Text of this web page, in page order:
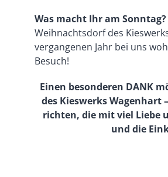
Was macht Ihr am Sonntag?
Weihnachtsdorf des
vergangenen Jahr bei uns
Besuch!
Einen besonderen DANK
des Kieswerks Wagenhart
richten, die mit viel Liebe
und die